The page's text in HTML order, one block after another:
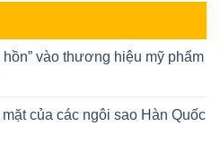
hồn” vào thương hiệu mỹ phẩm
của các ngôi sao Hàn Quốc